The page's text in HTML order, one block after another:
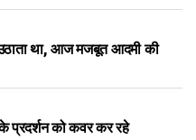
था, आज मजबूत आदमी की
प्रदर्शन को कवर कर रहे